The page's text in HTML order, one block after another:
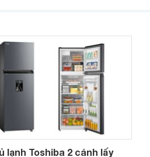
nghệ.
lạnh Toshiba 2 cánh lấy